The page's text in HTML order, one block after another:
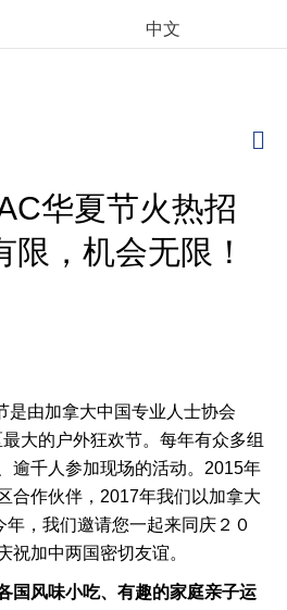
中文
华夏节火热招
，机会无限！
是由加拿大中国专业人士协会
大的户外狂欢节。每年有众多组
逾千人参加现场的活动。2015年
合作伙伴，2017年我们以加拿大
，我们邀请您一起来同庆２０
祝加中两国密切友谊。
国风味小吃、有趣的家庭亲子运